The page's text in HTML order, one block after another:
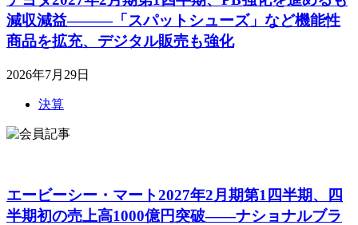
減収減益―――「スパットシューズ」など機能性
商品を拡充、デジタル販売も強化
2026年7月29日
決算
エービーシー・マート2027年2月期第1四半期、四
半期初の売上高1000億円突破――ナショナルブラ